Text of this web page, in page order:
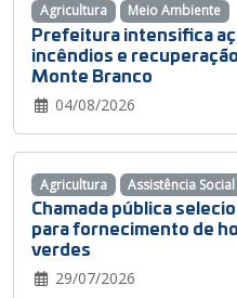
Prefeitura intensifica
incêndios e
Monte Branco
04/08/2026
Agricultura Meio Ambiente
Chamada pública
para fornecimento de
verdes
29/07/2026
Agricultura Assistência Social